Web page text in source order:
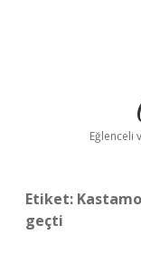
Eğlenceli
Etiket:
geçti